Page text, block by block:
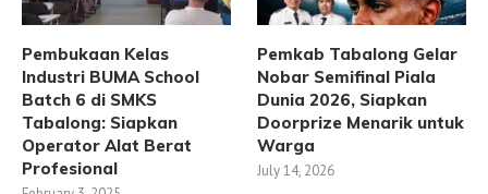
Pembukaan Kelas
Industri BUMA School
Batch 6 di SMKS
Tabalong: Siapkan
Operator Alat Berat
Profesional
Pemkab Tabalong Gelar
Nobar Semifinal Piala
Dunia 2026, Siapkan
Doorprize Menarik untuk
Warga
July 14, 2026